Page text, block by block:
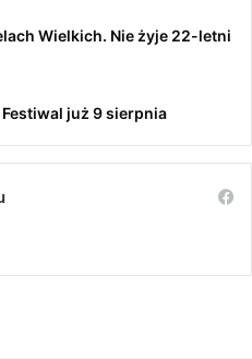
Wielkich. Nie żyje 22-letni
już 9 sierpnia